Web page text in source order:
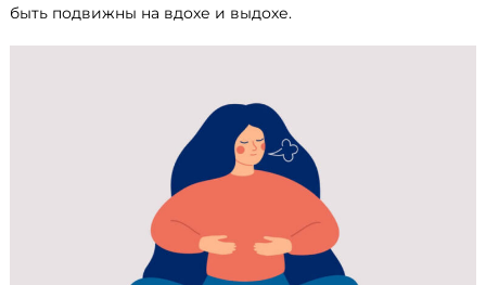
быть подвижны на вдохе и выдохе.